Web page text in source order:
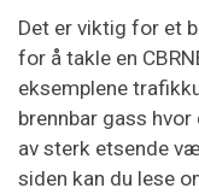
Det er viktig for et
for å takle en
eksemplene
brennbar gass
av sterk etsende
siden kan du lese